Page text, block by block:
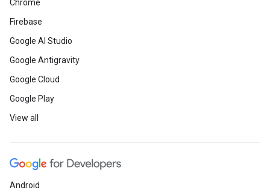
Chrome
Firebase
Google AI Studio
Google Antigravity
Google Cloud
Google Play
View all
Android